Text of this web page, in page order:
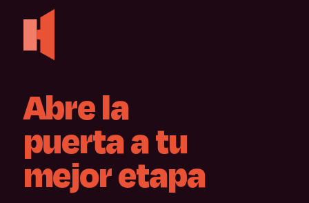
Abrela
puertaatu
mejoretapa